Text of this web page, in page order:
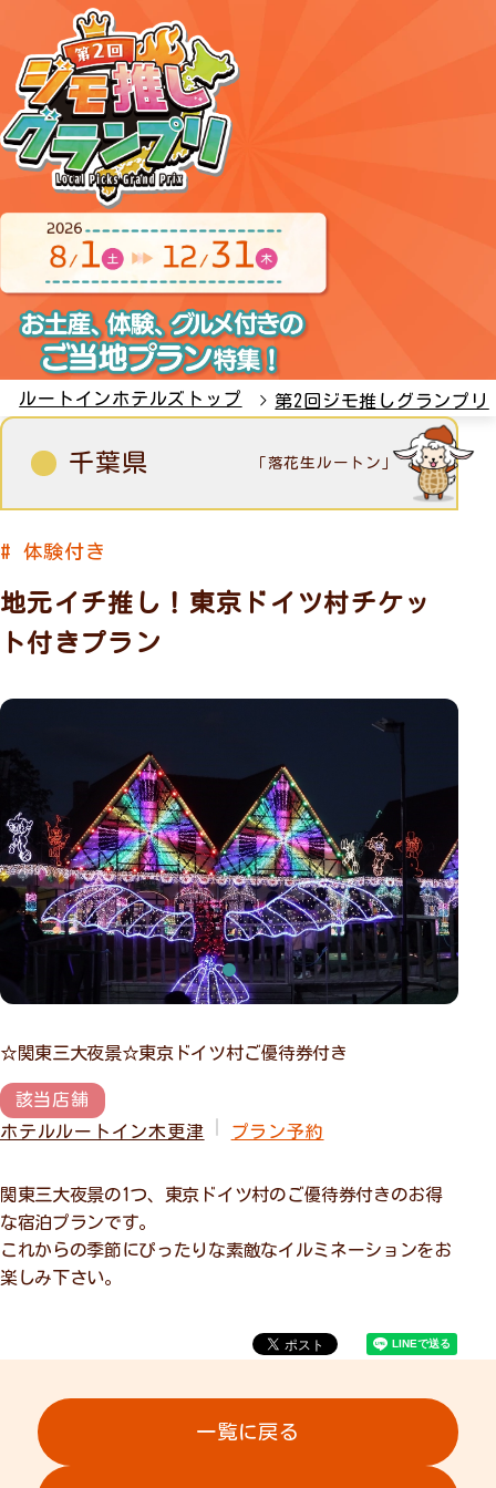
ルートインホテルズトップ 第2回ジモ推しグランプリ
千葉県 「落花生ルートン」
地元イチ推し！東京ドイツ村チケッ
ト付きプラン
# 体験付き
☆関東三大夜景☆東京ドイツ村ご優待券付き
該当店舗
ホテルルートイン木更津
プラン予約
関東三大夜景の1つ、東京ドイツ村のご優待券付きのお得
な宿泊プランです。
これからの季節にぴったりな素敵なイルミネーションをお
楽しみ下さい。
一覧に戻る